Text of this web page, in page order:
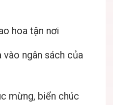
hoa tận nơi
ngân sách của
mừng, biển chúc